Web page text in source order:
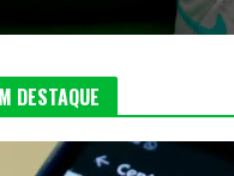
DESTAQUE